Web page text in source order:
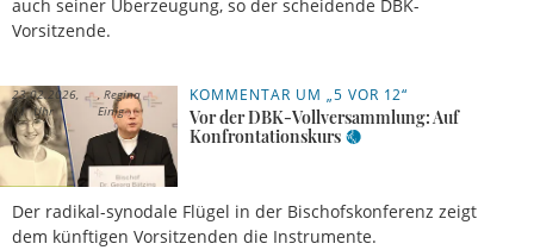
auch seiner Überzeugung, so der scheidende DBK-
Vorsitzende.
KOMMENTAR UM „5 VOR 12“
Vor der DBK-Vollversammlung: Auf
Konfrontationskurs
Der radikal-synodale Flügel in der Bischofskonferenz zeigt
dem künftigen Vorsitzenden die Instrumente.
23.02.2026,
11 Uhr
Regina
Einig